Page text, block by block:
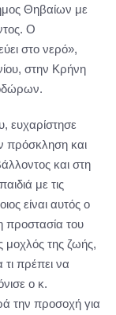
Θηβαίων με
Ο
στο νερό»,
στην Κρήνη
ευχαρίστησε
πρόσκληση και
και στη
με τις
είναι αυτός ο
προστασία του
μοχλός της ζωής,
πρέπει να
ο κ.
την προσοχή για